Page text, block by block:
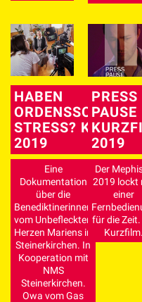
HABEN
STRESS?
2019
Eine
Dokumentation
über die
Benediktinerinnen
vom Unbefleckten
Herzen Mariens in
Steinerkirchen. In
Kooperation mit
NMS
Steinerkirchen.
Owa vom Gas
PRESS
PAUSE
2019
Der
2019 lockt
einer
für die Zeit.
Kurzfilm.